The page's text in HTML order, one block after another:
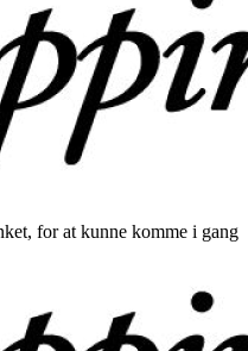
for at kunne komme i gang